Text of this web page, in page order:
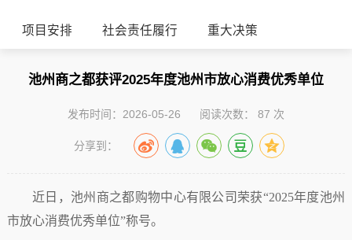
项目安排 社会责任履行 重大决策
池州商之都获评2025年度池州市放心消费优秀单位
发布时间：2026-05-26 阅读次数： 87 次
分享到：
近日，池州商之都购物中心有限公司荣获“2025年度池州
市放心消费优秀单位”称号。